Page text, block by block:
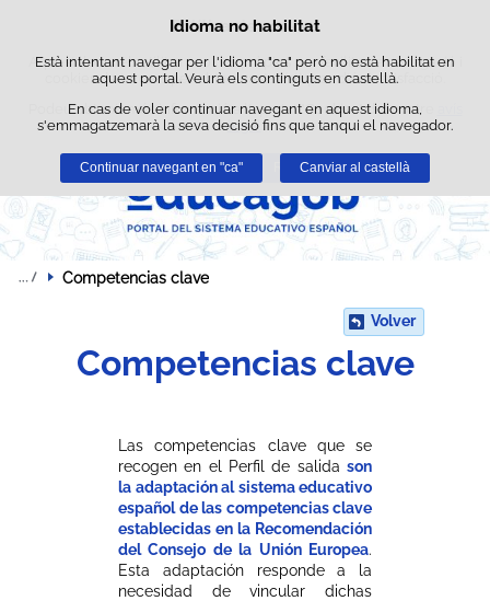
Política de cookies
Aquest lloc web utilitza cookies pròpies per facilitar la navegació i
cookies de tercers per obtenir estadístiques d'ús i satisfacció.
Podeu obtenir més informació a l'apartat "Cookies" del nostre
legal .
Acceptar Rebutjar
Idioma no habilitat
Està intentant navegar per l'idioma "ca" però no està habilitat en
aquest portal. Veurà els continguts en castellà.
En cas de voler continuar navegant en aquest idioma,
s'emmagatzemarà la seva decisió fins que tanqui el navegador.
Continuar navegant en "ca" Canviar al castellà
Passar al contingut
Competencias clave
Volver
Competencias clave
Las competencias clave que se
recogen en el Perfil de salida son
la adaptación al sistema educativo
español de las competencias clave
establecidas en la Recomendación
del Consejo de la Unión Europea.
Esta adaptación responde a la
necesidad de vincular dichas